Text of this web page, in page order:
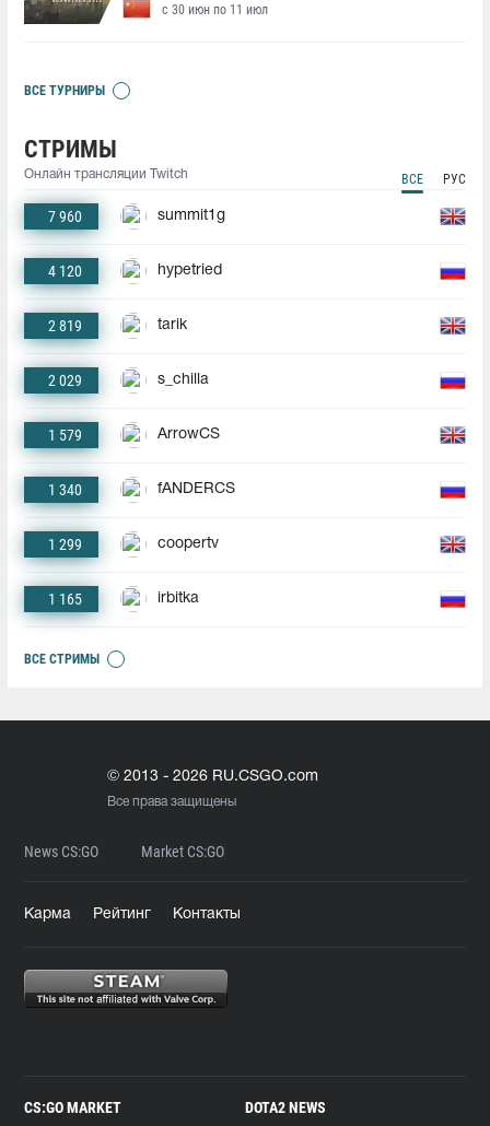
с 30 июн по 11 июл
ВСЕ ТУРНИРЫ
СТРИМЫ
Онлайн трансляции Twitch ВСЕ РУС
7 960 summit1g
4 120 hypetried
2 819 tarik
2 029 s_chilla
1 579 ArrowCS
1 340 fANDERCS
1 299 coopertv
1 165 irbitka
ВСЕ СТРИМЫ
© 2013 - 2026 RU.CSGO.com
Все права защищены
News CS:GO Market CS:GO
Карма Рейтинг Контакты
CS:GO MARKET DOTA2 NEWS